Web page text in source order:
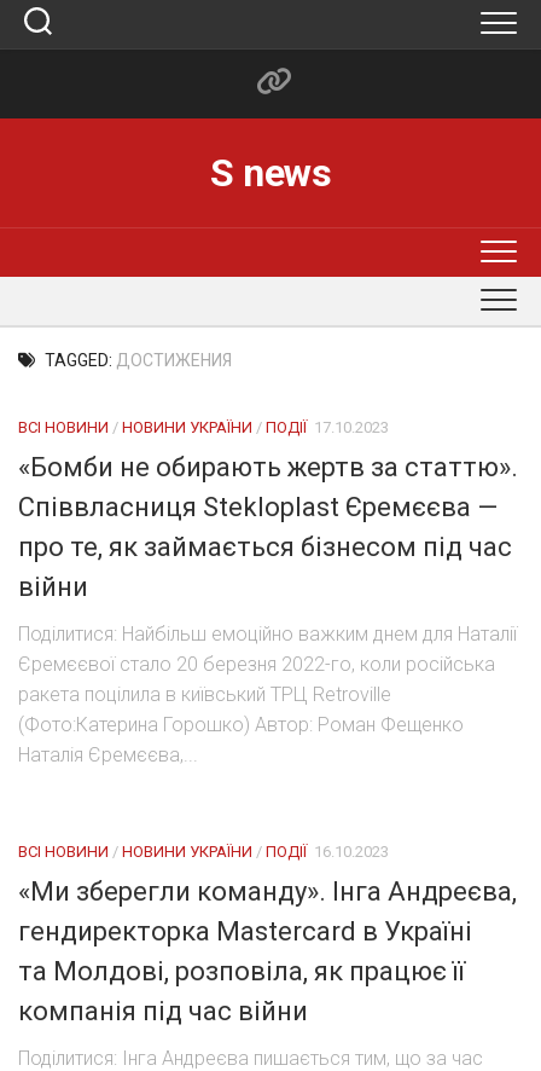
Skip
S news
TAGGED: ДОСТИЖЕНИЯ
ВСІ НОВИНИ / НОВИНИ УКРАЇНИ / ПОДІЇ 17.10.2023
«Бомби не обирають жертв за статтю».
Співвласниця Stekloplast Єремєєва —
про те, як займається бізнесом під час
війни
Поділитися: Найбільш емоційно важким днем для Наталії
Єремєєвої стало 20 березня 2022-го, коли російська
ракета поцілила в київський ТРЦ Retroville
(Фото:Катерина Горошко) Автор: Роман Фещенко
Наталія Єремєєва,...
ВСІ НОВИНИ / НОВИНИ УКРАЇНИ / ПОДІЇ 16.10.2023
«Ми зберегли команду». Інга Андреєва,
гендиректорка Mastercard в Україні
та Молдові, розповіла, як працює її
компанія під час війни
Поділитися: Інга Андреєва пишається тим, що за час